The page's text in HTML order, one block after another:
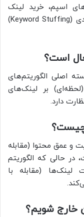
اسپم، خرید لینک
غیرطبیعی و تکرار بیش از حد کلمات کلیدی (Keyword Stuffing)
است؟
پنگوئن از سال ۲۰۱۶ به هسته اصلی الگوریتم‌های
گوگل پیوسته و به‌صورت Real-Time (لحظه‌ای) بر لینک‌های
دارد.
چیست؟
و عمق محتوا (مقابله
در حالی که الگوریتم
(مقابله با
خارج شویم؟